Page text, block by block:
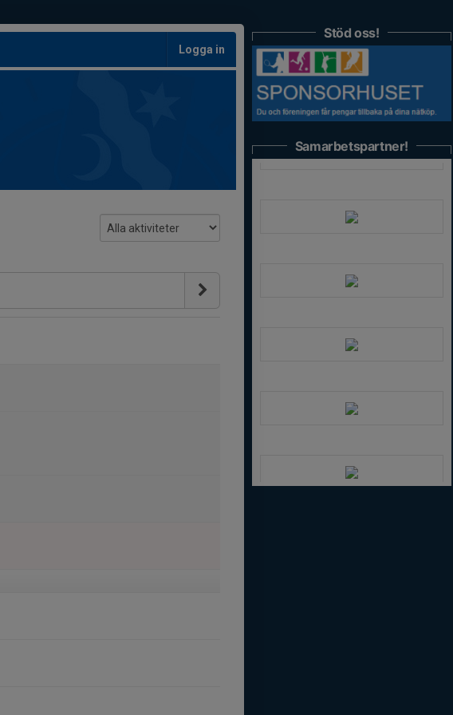
Logga in
Stöd oss!
Samarbetspartner!